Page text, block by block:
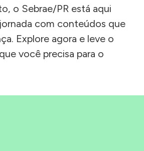
o Sebrae/PR está aqui
com conteúdos que
Explore agora e leve o
você precisa para o